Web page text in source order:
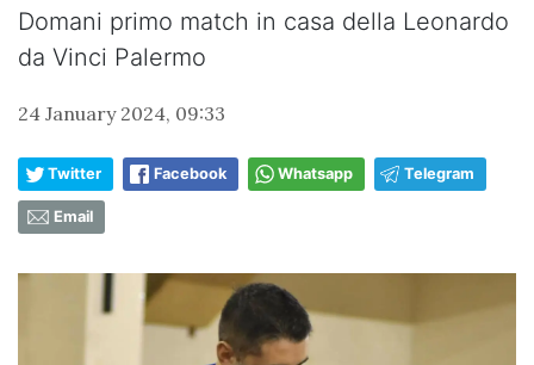
Domani primo match in casa della Leonardo
da Vinci Palermo
24 January 2024, 09:33
Twitter Facebook Whatsapp Telegram
Email